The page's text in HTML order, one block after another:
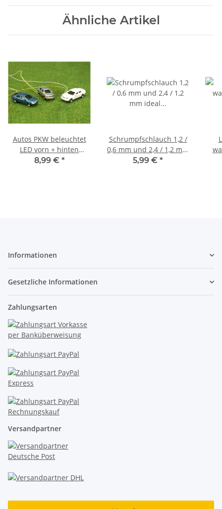
Ähnliche Artikel
Autos PKW beleuchtet
LED vorn + hinten
Beleuchtung 12-19V für
8,99 € *
Schrumpfschlauch 1,2 /
0,6 mm und 2,4 / 1,2 mm
ideal für Kabel LED je 2
5,99 € *
Informationen
Gesetzliche Informationen
Zahlungsarten
Versandpartner